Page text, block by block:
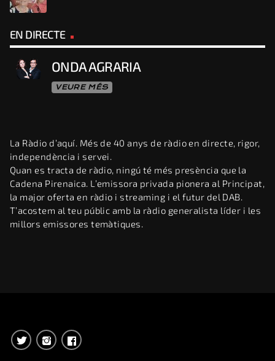
EN DIRECTE
ONDA AGRARIA
VEURE MÉS
La Ràdio d’aquí. Més de 40 anys de ràdio en directe, rigor,
independència i servei.
Quan es tracta de ràdio, ningú té més presència que la
Cadena Pirenaica. L’emissora privada pionera al Principat,
la major oferta en ràdio i streaming i el futur del DAB.
T’acostem al teu públic amb la ràdio generalista líder i les
millors emissores temàtiques.